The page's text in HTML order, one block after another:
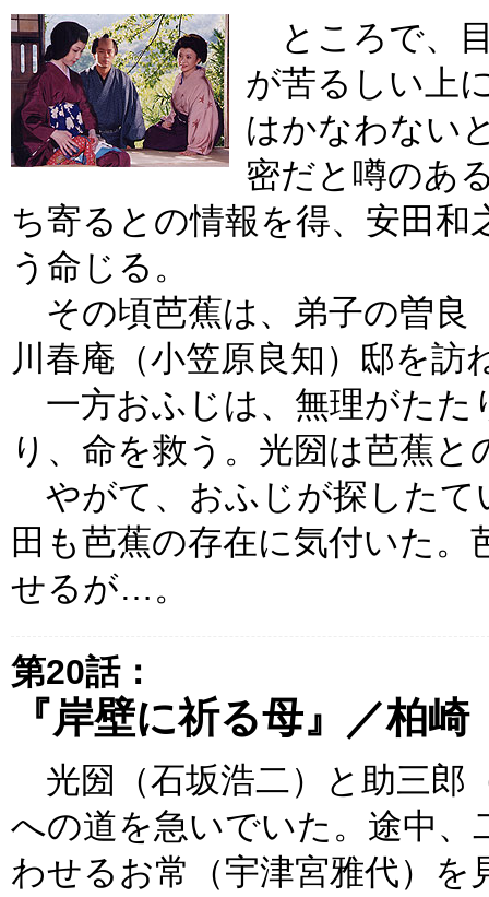
ところで、
が苦るしい上
はかなわない
密だと噂のあ
ち寄るとの情報を得、安田
う命じる。
その頃芭蕉は、弟子の曽良
川春庵（小笠原良知）邸を訪
一方おふじは、無理がたた
り、命を救う。光圀は芭蕉と
やがて、おふじが探したて
田も芭蕉の存在に気付いた
せるが…。
第20話：
『岸壁に祈る母』／柏崎
光圀（石坂浩二）と助三郎
への道を急いでいた。途中、
わせるお常（宇津宮雅代）を